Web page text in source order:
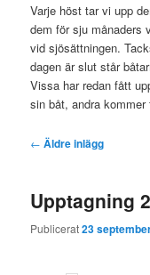
Varje höst tar vi upp
dem för sju månaders
vid sjösättningen.
dagen är slut står
Vissa har redan fått
sin båt, andra
Inläggsnavigering
← Äldre inlägg
Upptagning
Publicerat23